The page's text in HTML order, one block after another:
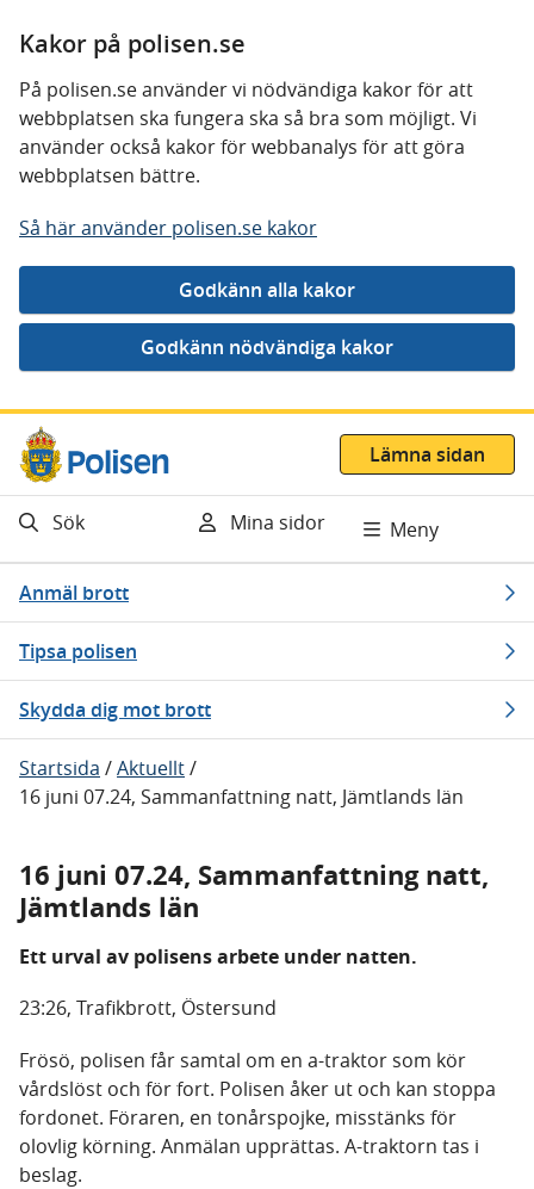
Kakor på polisen.se
På polisen.se använder vi nödvändiga kakor för att
webbplatsen ska fungera ska så bra som möjligt. Vi
använder också kakor för webbanalys för att göra
webbplatsen bättre.
Så här använder polisen.se kakor
Gå direkt till innehåll
Lämna sidan
Sök Mina sidor Meny
Anmäl brott
Tipsa polisen
Skydda dig mot brott
Startsida /Aktuellt/
16 juni 07.24, Sammanfattning natt, Jämtlands län
16 juni 07.24, Sammanfattning natt,
Jämtlands län
Ett urval av polisens arbete under natten.
23:26, Trafikbrott, Östersund
Frösö, polisen får samtal om en a-traktor som kör
vårdslöst och för fort. Polisen åker ut och kan stoppa
fordonet. Föraren, en tonårspojke, misstänks för
olovlig körning. Anmälan upprättas. A-traktorn tas i
beslag.